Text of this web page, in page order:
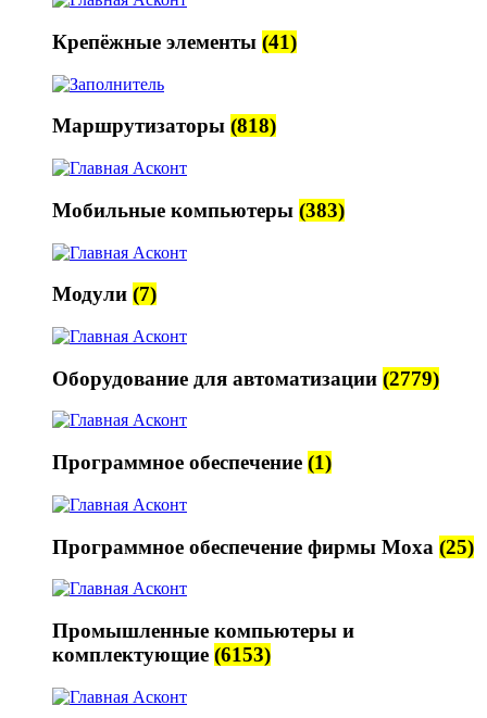
Крепёжные элементы (41)
Маршрутизаторы (818)
Мобильные компьютеры (383)
Модули (7)
Оборудование для автоматизации (2779)
Программное обеспечение (1)
Программное обеспечение фирмы Moxa (25)
Промышленные компьютеры и
комплектующие (6153)